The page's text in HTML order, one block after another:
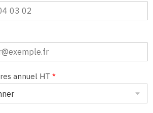
annuel HT *